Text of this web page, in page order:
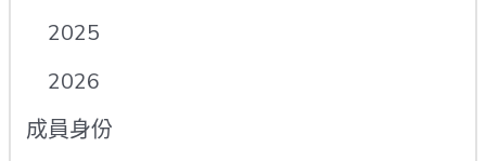
2025
2026
成員身份